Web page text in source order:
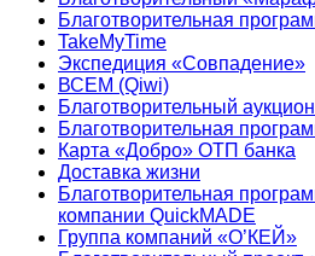
Благотворительная
TakeMyTime
Экспедиция «Совпадение»
ВСЕМ (Qiwi)
Благотворительный
Благотворительная
Карта «Добро» ОТП банка
Доставка жизни
Благотворительная
компании QuickMADE
Группа компаний «О’КЕЙ»